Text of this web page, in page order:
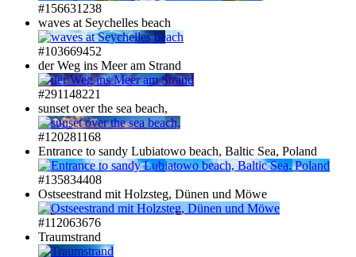
#156631238
waves at Seychelles beach
#103669452
der Weg ins Meer am Strand
#291148221
sunset over the sea beach,
#120281168
Entrance to sandy Lubiatowo beach, Baltic Sea, Poland
#135834408
Ostseestrand mit Holzsteg, Dünen und Möwe
#112063676
Traumstrand